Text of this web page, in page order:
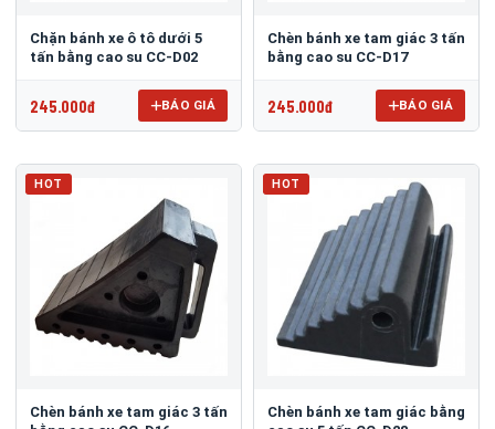
Chặn bánh xe ô tô dưới 5
tấn bằng cao su CC-D02
245.000đ BÁO GIÁ
Chèn bánh xe tam giác 3 tấn
bằng cao su CC-D17
245.000đ BÁO GIÁ
HOT
Chèn bánh xe tam giác 3 tấn
HOT
Chèn bánh xe tam giác bằng